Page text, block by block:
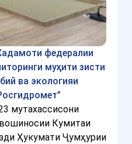
федералии
муҳити зисти
ва экологияи
мутахассисони
Кумитаи
Ҳукумати Ҷумҳурии